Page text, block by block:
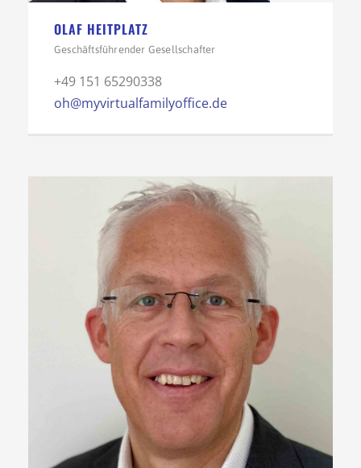
OLAF HEITPLATZ
Geschäftsführender Gesellschafter
+49 151 65290338
oh@myvirtualfamilyoffice.de